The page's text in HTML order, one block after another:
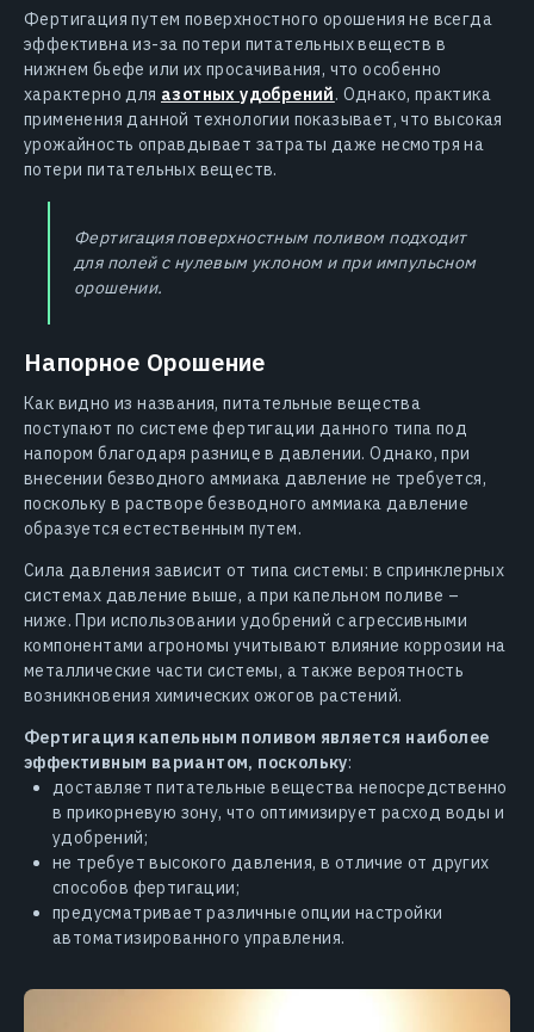
Фертигация путем поверхностного орошения не всегда
эффективна из-за потери питательных веществ в
нижнем бьефе или их просачивания, что особенно
характерно для азотных удобрений. Однако, практика
применения данной технологии показывает, что высокая
урожайность оправдывает затраты даже несмотря на
потери питательных веществ.
Фертигация поверхностным поливом подходит
для полей с нулевым уклоном и при импульсном
орошении.
Напорное Орошение
Как видно из названия, питательные вещества
поступают по системе фертигации данного типа под
напором благодаря разнице в давлении. Однако, при
внесении безводного аммиака давление не требуется,
поскольку в растворе безводного аммиака давление
образуется естественным путем.
Сила давления зависит от типа системы: в спринклерных
системах давление выше, а при капельном поливе –
ниже. При использовании удобрений с агрессивными
компонентами агрономы учитывают влияние коррозии на
металлические части системы, а также вероятность
возникновения химических ожогов растений.
Фертигация капельным поливом является наиболее
эффективным вариантом, поскольку:
доставляет питательные вещества непосредственно
в прикорневую зону, что оптимизирует расход воды и
удобрений;
не требует высокого давления, в отличие от других
способов фертигации;
предусматривает различные опции настройки
автоматизированного управления.